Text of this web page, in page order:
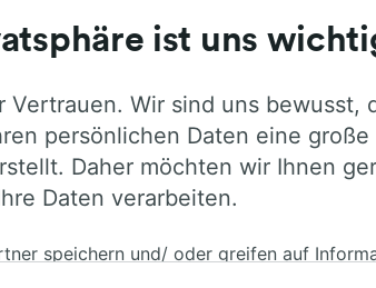
von mehr als 270 Bahn- und
Ländern an. Finden Sie mit Trainline die
ist uns
Vertrauen. Wir sind uns bewusst,
persönlichen Daten eine große
Daher möchten wir Ihnen
Daten verarbeiten.
speichern und/ oder greifen auf